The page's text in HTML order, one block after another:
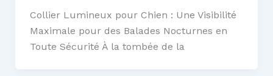
Collier Lumineux pour Chien : Une Visibilité
Maximale pour des Balades Nocturnes en
Toute Sécurité À la tombée de la